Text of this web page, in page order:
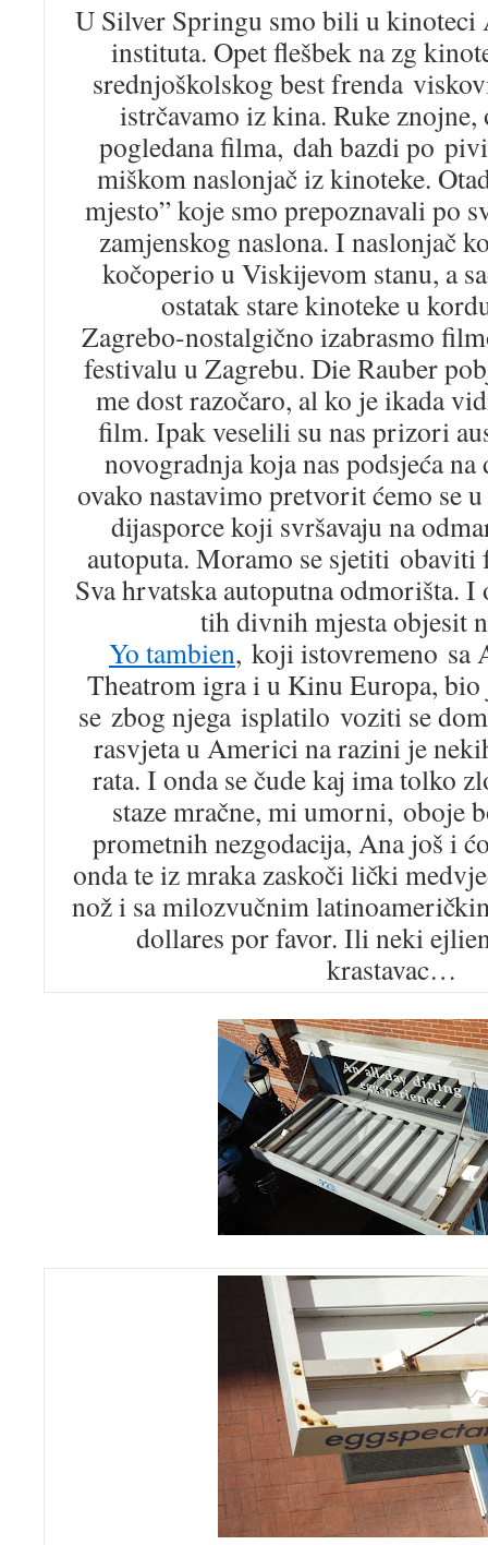
U Silver Springu smo bili u
instituta. Opet flešbek na zg
srednjoškolskog best frenda
istrčavamo iz kina. Ruke
pogledana filma, dah bazdi po
miškom naslonjač iz kinoteke.
mjesto” koje smo prepoznavali po
zamjenskog naslona. I naslonjač
kočoperio u Viskijevom stanu, a
ostatak stare kinoteke u
Zagrebo-nostalgično izabrasmo
festivalu u Zagrebu. Die Rauber
me dost razočaro, al ko je ikada
film. Ipak veselili su nas prizori
novogradnja koja nas podsjeća
ovako nastavimo pretvorit ćemo se
dijasporce koji svršavaju na
autoputa. Moramo se sjetiti
Sva hrvatska autoputna odmorišta.
tih divnih mjesta objesit
Yo tambien, koji istovremeno sa
Theatrom igra i u Kinu Europa, bio
se zbog njega isplatilo voziti se
rasvjeta u Americi na razini je
rata. I onda se čude kaj ima tolko
staze mračne, mi umorni, oboje
prometnih nezgodacija, Ana još i
onda te iz mraka zaskoči lički
nož i sa milozvučnim
dollares por favor. Ili neki
krastavac…